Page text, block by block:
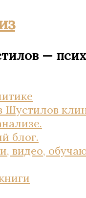
—
Шустилов
блог.
видео,